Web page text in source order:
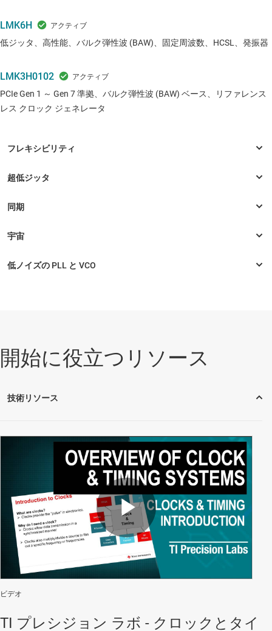
LMK6H
低ジッタ、高性能、バルク弾性波 (BAW)、固定周波数、HCSL、発振器
LMK3H0102
PCIe Gen 1 ～ Gen 7 準拠、バルク弾性波 (BAW) ベース、リファレンス
レス クロック ジェネレータ
開始に役立つリソース
Play
ビデオ
TI プレシジョン ラボ - クロックとタイ